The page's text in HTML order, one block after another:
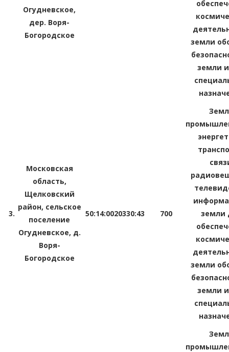
Огудневское,
дер. Воря-
Богородское
земли
земли
3.
Московская
область,
Щелковский
район, сельское
поселение
Огудневское, д.
Воря-
Богородское
50:14:0020330:43 700
земли
земли
земли